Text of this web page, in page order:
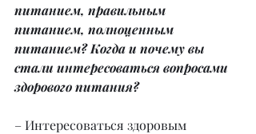
питанием, правильным
питанием, полноценным
питанием? Когда и почему вы
стали интересоваться вопросами
здорового питания?
– Интересоваться здоровым